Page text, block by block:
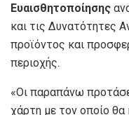
Ευαισθητοποίησης
και τις Δυνατότητες
προϊόντος και
περιοχής.
«Οι παραπάνω
χάρτη με τον οποίο θα